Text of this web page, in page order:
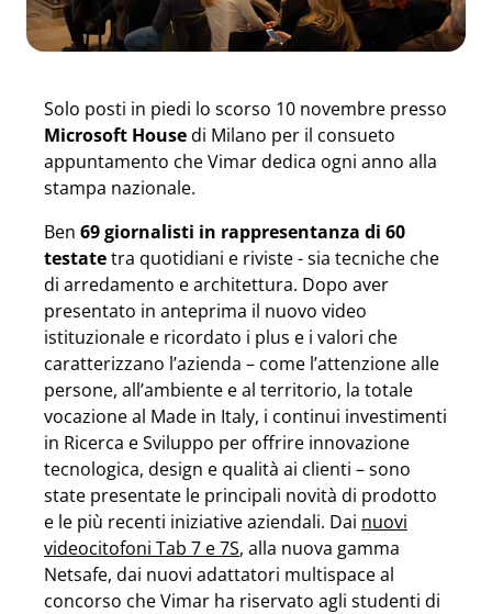
Solo posti in piedi lo scorso 10 novembre presso
Microsoft Housedi Milano per il consueto
appuntamento che Vimar dedica ogni anno alla
stampa nazionale.
Ben 69 giornalisti in rappresentanza di 60
testatetra quotidiani e riviste - sia tecniche che
di arredamento e architettura. Dopo aver
presentato in anteprima il nuovo video
istituzionale e ricordato i plus e i valori che
caratterizzano l’azienda – come l’attenzione alle
persone, all’ambiente e al territorio, la totale
vocazione al Made in Italy, i continui investimenti
in Ricerca e Sviluppo per offrire innovazione
tecnologica, design e qualità ai clienti – sono
state presentate le principali novità di prodotto
e le più recenti iniziative aziendali. Dai nuovi
videocitofoni Tab 7 e 7S, alla nuova gamma
Netsafe, dai nuovi adattatori multispace al
concorso che Vimar ha riservato agli studenti di